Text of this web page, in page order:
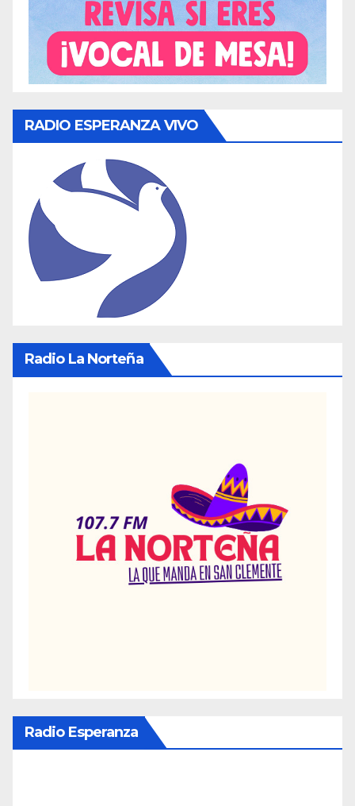
RADIO ESPERANZA VIVO
Radio La Norteña
Radio Esperanza